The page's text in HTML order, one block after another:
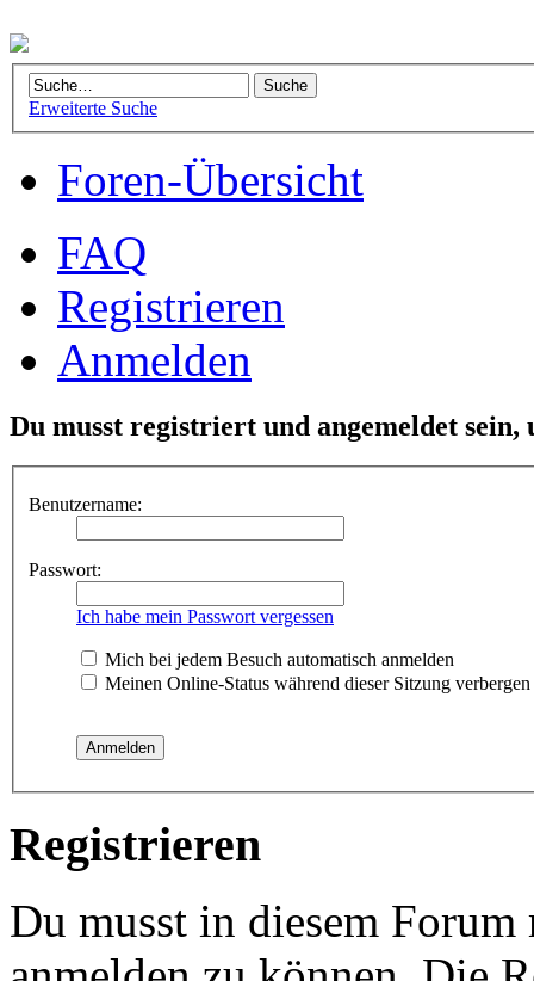
Erweiterte Suche
Foren-Übersicht
FAQ
Registrieren
Anmelden
Du musst registriert und angemeldet sein,
Benutzername:
Passwort:
Ich habe mein Passwort vergessen
Mich bei jedem Besuch automatisch anmelden
Meinen Online-Status während dieser Sitzung verbergen
Registrieren
Du musst in diesem